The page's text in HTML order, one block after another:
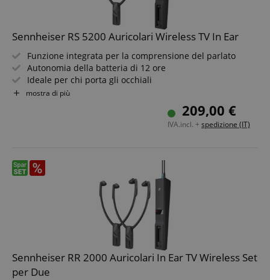
Sennheiser RS 5200 Auricolari Wireless TV In Ear
Funzione integrata per la comprensione del parlato
Autonomia della batteria di 12 ore
Ideale per chi porta gli occhiali
Connessione analogica e digitale
mostra di più
209,00 €
IVA.incl. + spedizione (IT)
Sennheiser RR 2000 Auricolari In Ear TV Wireless Set
per Due